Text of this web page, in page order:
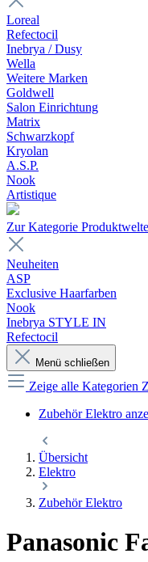
Loreal
Refectocil
Inebrya / Dusy
Wella
Weitere Marken
Goldwell
Salon Einrichtung
Matrix
Schwarzkopf
Kryolan
A.S.P.
Nook
Artistique
Zur Kategorie
Neuheiten
ASP
Exclusive Haarfarben
Nook
Inebrya STYLE IN
Refectocil
Menü schließen
Zeige alle Kategorien
Zubehör Elektro
Übersicht
Elektro
Zubehör Elektro
Panasonic